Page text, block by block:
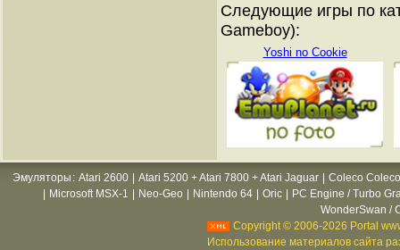
Следующие игры по
Gameboy):
Yoshi no Cookie
Эмуляторы : Atari 2600 Atari 5200 + Atari 7800 + Atari Jaguar
Coleco
Microsoft MSX-1 Neo-Geo Nintendo 64 Oric
PC Engine / Turbo
WonderSwan /
Copyright © 2006-2026 Portal
Использование материалов сайта